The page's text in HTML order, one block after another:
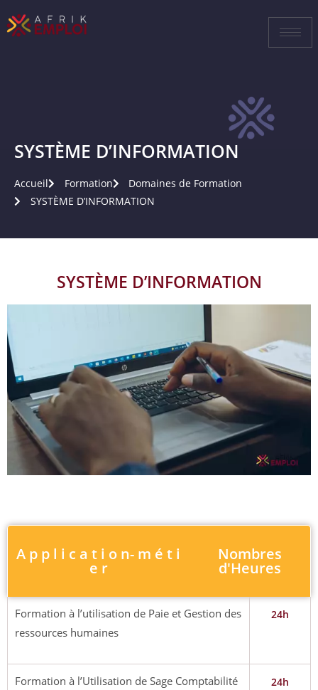
SYSTÈME D’INFORMATION
Accueil Formation
Domaines de Formation
SYSTÈME D’INFORMATION
SYSTÈME D’INFORMATION
A p p l i c a t i o n- m é t i
e r
Nombres
d'Heures
Formation à l’utilisation de Paie et Gestion des
ressources humaines
24h
Formation à l’Utilisation de Sage Comptabilité
24h